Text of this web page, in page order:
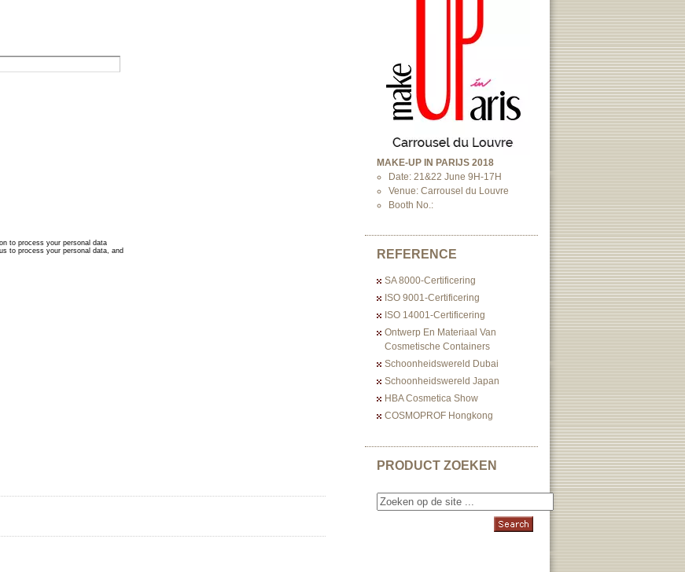
MAKE-UP IN PARIJS 2018
Date: 21&22 June 9H-17H
Venue: Carrousel du Louvre
Booth No.:
REFERENCE
SA 8000-Certificering
ISO 9001-Certificering
ISO 14001-Certificering
Ontwerp En Materiaal Van
Cosmetische Containers
Schoonheidswereld Dubai
Schoonheidswereld Japan
HBA Cosmetica Show
COSMOPROF Hongkong
PRODUCT ZOEKEN